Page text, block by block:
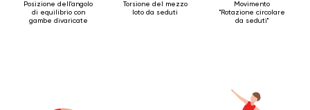
Posizione dell'angolo
di equilibrio con
gambe divaricate
Torsione del mezzo
loto da seduti
Movimento
"Rotazione circolare
da seduti"